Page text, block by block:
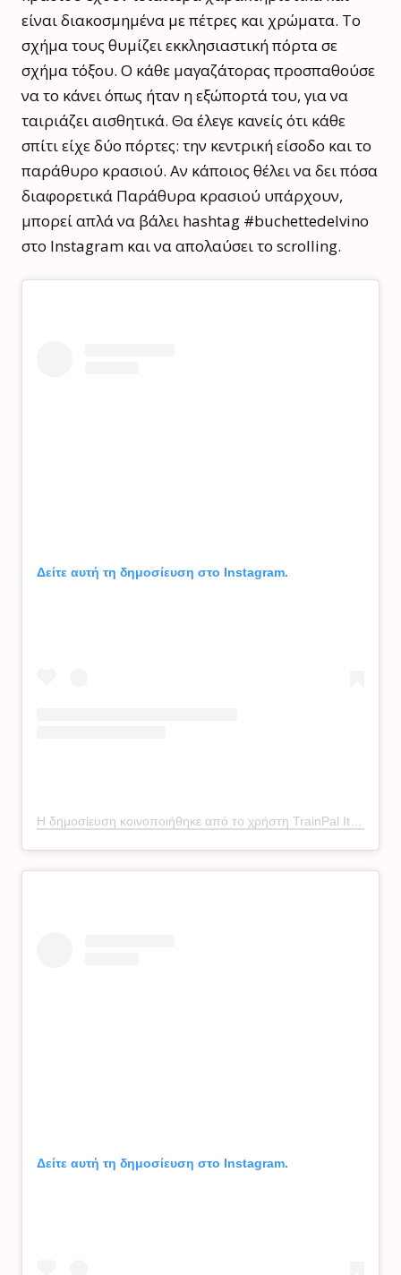
είναι διακοσμημένα με πέτρες και χρώματα. Το
σχήμα τους θυμίζει εκκλησιαστική πόρτα σε
σχήμα τόξου. Ο κάθε μαγαζάτορας προσπαθούσε
να το κάνει όπως ήταν η εξώπορτά του, για να
ταιριάζει αισθητικά. Θα έλεγε κανείς ότι κάθε
σπίτι είχε δύο πόρτες: την κεντρική είσοδο και το
παράθυρο κρασιού. Αν κάποιος θέλει να δει πόσα
διαφορετικά Παράθυρα κρασιού υπάρχουν,
μπορεί απλά να βάλει hashtag #buchettedelvino
στο Instagram και να απολαύσει το scrolling.
Δείτε αυτή τη δημοσίευση στο Instagram.
Η δημοσίευση κοινοποιήθηκε από το χρήστη TrainPal Italia (@trainpal_italia)
Δείτε αυτή τη δημοσίευση στο Instagram.